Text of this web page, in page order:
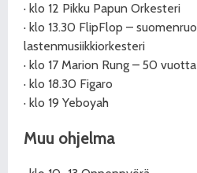
· klo 12 Pikku Papun Orkesteri
· klo 13.30 FlipFlop –
lastenmusiikkiorkesteri
· klo 17 Marion Rung – 50
· klo 18.30 Figaro
· klo 19 Yeboyah
Muu ohjelma